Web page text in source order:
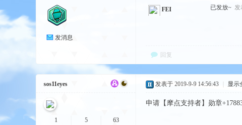
发消息
FEI 已发放~ 发
回复
sos11eyes
1
5
63
发表于 2019-9-9 14:56:43 显示
申请【摩点支持者】勋章